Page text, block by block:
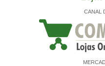
CANAL